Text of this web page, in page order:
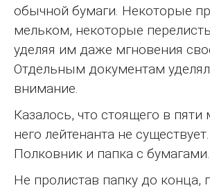
обычной бумаги. Некоторые
мельком, некоторые
уделяя им даже мгновения
Отдельным документам
внимание.
Казалось, что стоящего в пяти
него лейтенанта не
Полковник и папка с бумагами.
Не пролистав папку до конца,